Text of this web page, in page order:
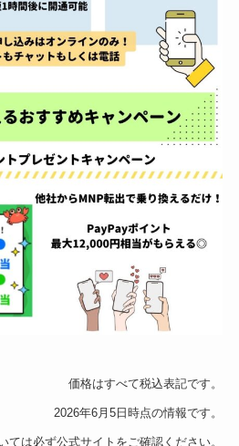
価格はすべて税込表記です。
2026年6 月5日時点の情報です。
ては必ず公式サイトをご確認ください。